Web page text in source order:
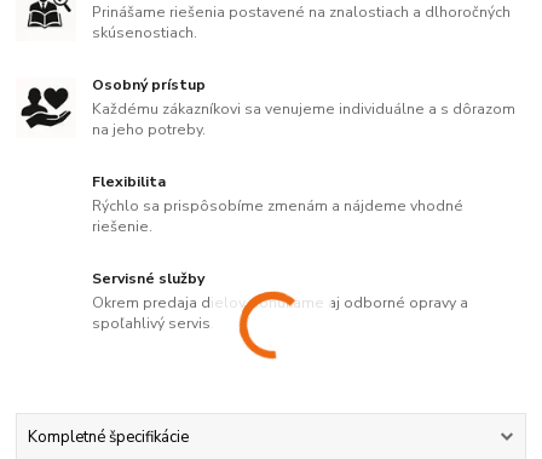
Prinášame riešenia postavené na znalostiach a dlhoročných
skúsenostiach.
Osobný prístup
Každému zákazníkovi sa venujeme individuálne a s dôrazom
na jeho potreby.
Flexibilita
Rýchlo sa prispôsobíme zmenám a nájdeme vhodné
riešenie.
Servisné služby
Okrem predaja dielov ponúkame aj odborné opravy a
spoľahlivý servis.
Kompletné špecifikácie